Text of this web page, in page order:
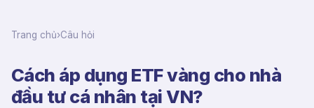
Trang chủ›Câu hỏi
Cách áp dụng ETF vàng cho nhà
đầu tư cá nhân tại VN?